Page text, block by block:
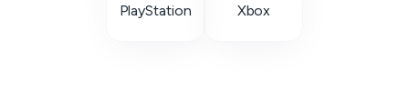
PlayStation Xbox